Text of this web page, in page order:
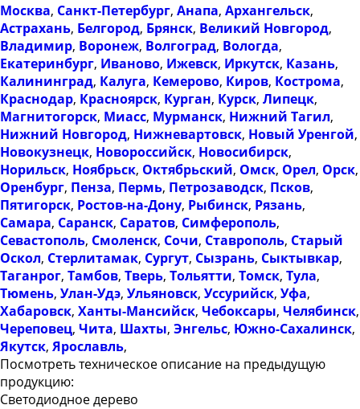
Москва, Санкт-Петербург, Анапа, Архангельск,
Астрахань, Белгород, Брянск, Великий Новгород,
Владимир, Воронеж, Волгоград, Вологда,
Екатеринбург, Иваново, Ижевск, Иркутск, Казань,
Калининград, Калуга, Кемерово, Киров, Кострома,
Краснодар, Красноярск, Курган, Курск, Липецк,
Магнитогорск, Миасс, Мурманск, Нижний Тагил,
Нижний Новгород, Нижневартовск, Новый Уренгой,
Новокузнецк, Новороссийск, Новосибирск,
Норильск, Ноябрьск, Октябрьский, Омск, Орел, Орск,
Оренбург, Пенза, Пермь, Петрозаводск, Псков,
Пятигорск, Ростов-на-Дону, Рыбинск, Рязань,
Самара, Саранск, Саратов, Симферополь,
Севастополь, Смоленск, Сочи, Ставрополь, Старый
Оскол, Стерлитамак, Сургут, Сызрань, Сыктывкар,
Таганрог, Тамбов, Тверь, Тольятти, Томск, Тула,
Тюмень, Улан-Удэ, Ульяновск, Уссурийск, Уфа,
Хабаровск, Ханты-Мансийск, Чебоксары, Челябинск,
Череповец, Чита, Шахты, Энгельс, Южно-Сахалинск,
Якутск, Ярославль,
Посмотреть техническое описание на предыдущую
продукцию:
Светодиодное дерево